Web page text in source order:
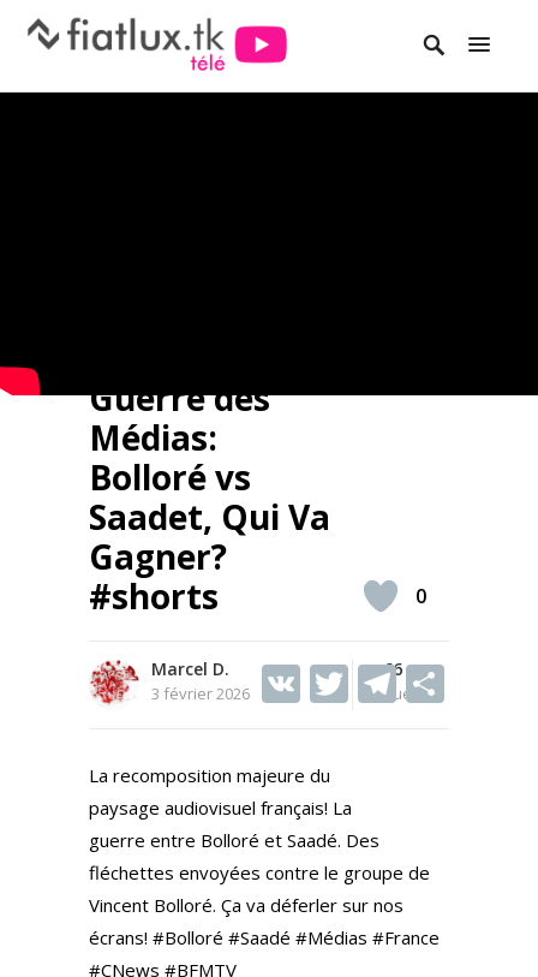
Guerre des
Médias:
Bolloré vs
Saadet, Qui Va
Gagner?
#shorts
Marcel D.
3 février 2026
66
Vues
V T
er
T
m
0
La recomposition majeure du
paysage audiovisuel français! La
guerre entre Bolloré et Saadé. Des
fléchettes envoyées contre le groupe de
Vincent Bolloré. Ça va déferler sur nos
écrans! #Bolloré #Saadé #Médias #France
#CNews #BFMTV